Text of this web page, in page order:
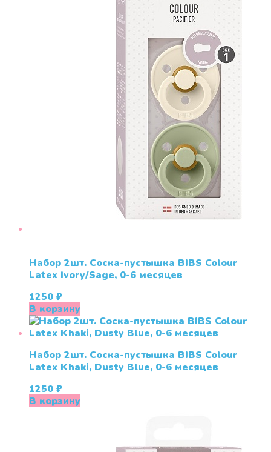
Набор 2шт. Соска-пустышка BIBS Colour
Latex Ivory/Sage, 0-6 месяцев
1250 ₽
В корзину
Набор 2шт. Соска-пустышка BIBS Colour
Latex Khaki, Dusty Blue, 0-6 месяцев
1250 ₽
В корзину